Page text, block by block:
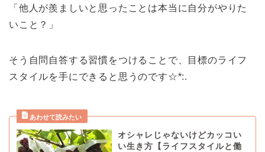
「他人が羨ましいと思ったことは本当に自分がやりた
いこと？」
そう自問自答する習慣をつけることで、目標のライフ
スタイルを手にできると思うのです☆*:.
オシャレじゃないけどカッコい
い生き方【ライフスタイルと働